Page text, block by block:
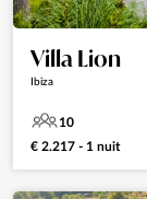
Villa Lion
Ibiza
10
€ 2.217 - 1 nuit